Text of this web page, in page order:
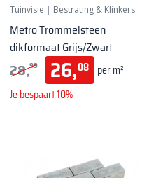
Tuinvisie | Bestrating & Klinkers
Metro Trommelsteen
dikformaat Grijs/Zwart
28,99 26,08
per m²
Je bespaart 10%